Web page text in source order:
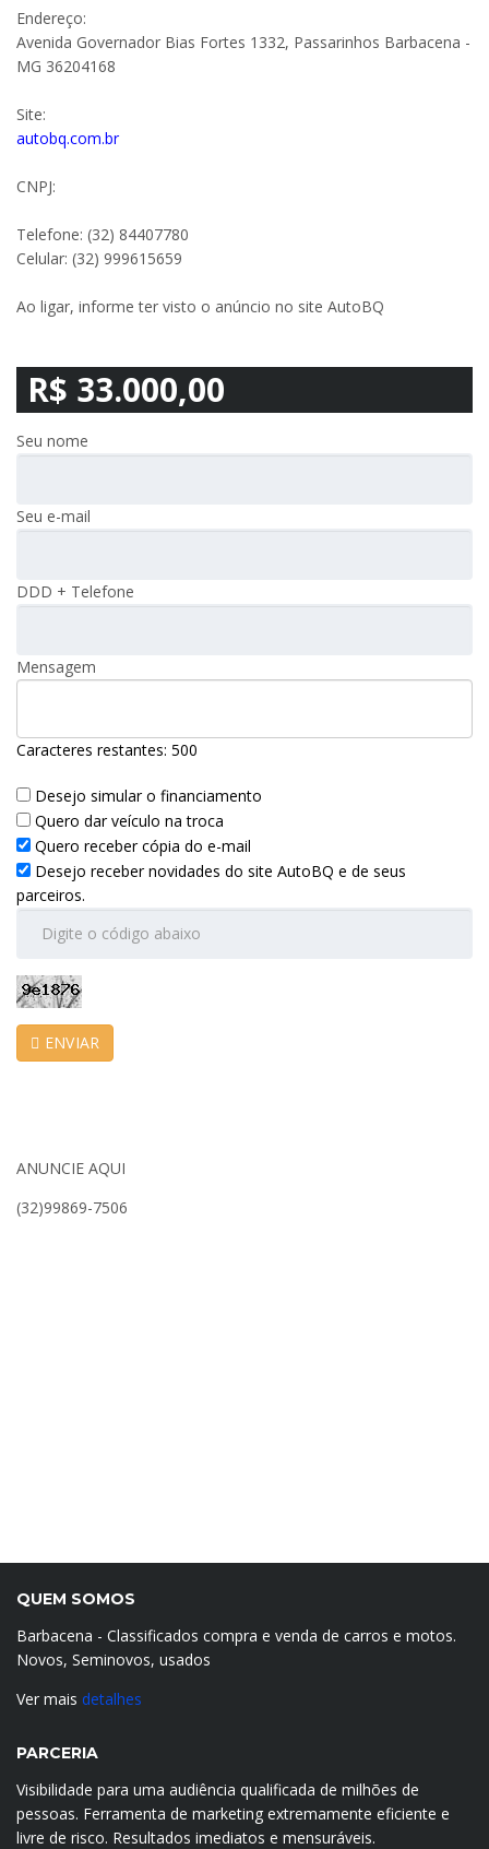
Endereço:
Avenida Governador Bias Fortes 1332, Passarinhos Barbacena -
MG 36204168
Site:
autobq.com.br
CNPJ:
Telefone: (32) 84407780
Celular: (32) 999615659
Ao ligar, informe ter visto o anúncio no site AutoBQ
R$ 33.000,00
Seu nome
Seu e-mail
DDD + Telefone
Mensagem
Caracteres restantes: 500
Desejo simular o financiamento
Quero dar veículo na troca
Quero receber cópia do e-mail
Desejo receber novidades do site AutoBQ e de seus
parceiros.
ENVIAR
ANUNCIE AQUI
(32)99869-7506
QUEM SOMOS
Barbacena - Classificados compra e venda de carros e motos.
Novos, Seminovos, usados
Ver mais detalhes
PARCERIA
Visibilidade para uma audiência qualificada de milhões de
pessoas. Ferramenta de marketing extremamente eficiente e
livre de risco. Resultados imediatos e mensuráveis.